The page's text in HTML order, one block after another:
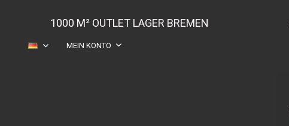
1000 M² OUTLET LAGER BREMEN
MEIN KONTO